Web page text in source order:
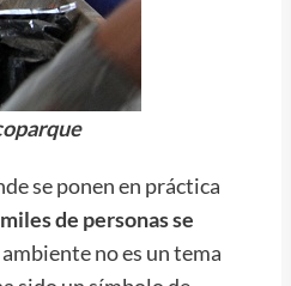
se ponen en práctica
de personas se
no es un tema